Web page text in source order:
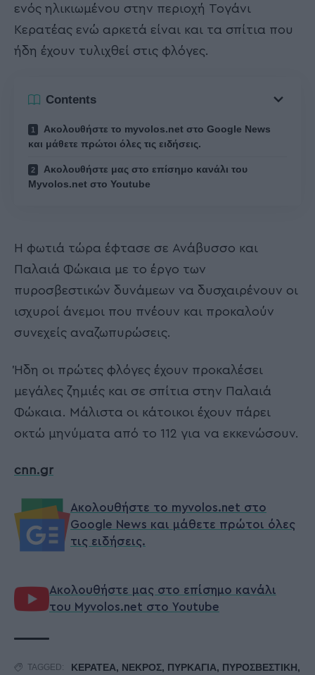
ενός ηλικιωμένου στην περιοχή Τογάνι
Κερατέας ενώ αρκετά είναι και τα σπίτια που
ήδη έχουν τυλιχθεί στις φλόγες.
Contents
Ακολουθήστε το myvolos.net στο Google News
και μάθετε πρώτοι όλες τις ειδήσεις.
Ακολουθήστε μας στο επίσημο κανάλι του
Myvolos.net στο Youtube
Η φωτιά τώρα έφτασε σε Ανάβυσσο και
Παλαιά Φώκαια με το έργο των
πυροσβεστικών δυνάμεων να δυσχαιρένουν οι
ισχυροί άνεμοι που πνέουν και προκαλούν
συνεχείς αναζωπυρώσεις.
Ήδη οι πρώτες φλόγες έχουν προκαλέσει
μεγάλες ζημιές και σε σπίτια στην Παλαιά
Φώκαια. Μάλιστα οι κάτοικοι έχουν πάρει
οκτώ μηνύματα από το 112 για να εκκενώσουν.
cnn.gr
Ακολουθήστε το myvolos.net στο
Google News και μάθετε πρώτοι όλες
τις ειδήσεις.
Ακολουθήστε μας στο επίσημο κανάλι
του Myvolos.net στο Youtube
TAGGED: ΚΕΡΑΤΕΑ, ΝΕΚΡΟΣ, ΠΥΡΚΑΓΙΑ, ΠΥΡΟΣΒΕΣΤΙΚΗ,